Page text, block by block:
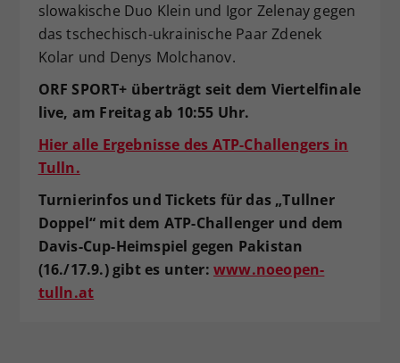
slowakische Duo Klein und Igor Zelenay gegen
das tschechisch-ukrainische Paar Zdenek
Kolar und Denys Molchanov.
ORF SPORT+ überträgt seit dem Viertelfinale
live, am Freitag ab 10:55 Uhr.
Hier alle Ergebnisse des ATP-Challengers in
Tulln.
Turnierinfos und Tickets für das „Tullner
Doppel“ mit dem ATP-Challenger und dem
Davis-Cup-Heimspiel gegen Pakistan
(16./17.9.) gibt es unter: www.noeopen-
tulln.at